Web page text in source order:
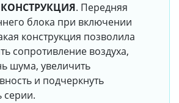
. Передняя
блока при включении
конструкция позволила
сопротивление воздуха,
шума, увеличить
и подчеркнуть
серии.